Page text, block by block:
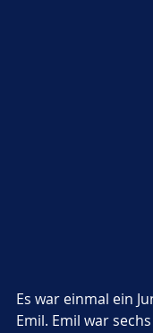
Es war einmal ein
Emil. Emil war